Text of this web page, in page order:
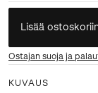
Lisää
Ostajan suoja ja
KUVAUS